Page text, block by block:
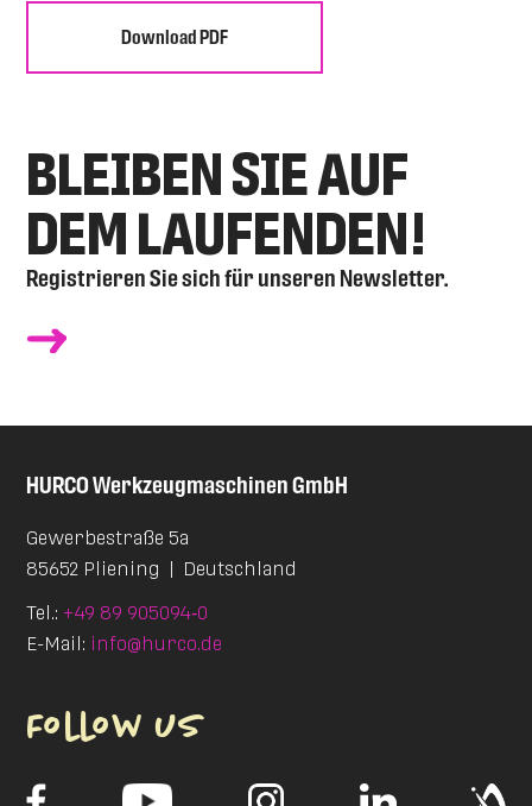
Download PDF
BLEIBEN SIE AUF
DEM LAUFENDEN!
Registrieren Sie sich für unseren Newsletter.
HURCOWerkzeugmaschinen GmbH
Gewerbestraße 5a
85652 Pliening
Deutschland
Tel.: +49 89 905094‑0
E-Mail: info@hurco.de
Follow us